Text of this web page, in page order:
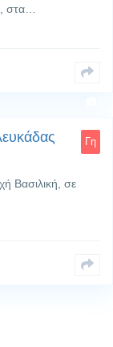
στα…
Γη
Βασιλική, σε